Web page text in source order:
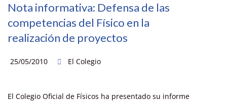
Nota informativa: Defensa de las
competencias del Físico en la
realización de proyectos
25/05/2010 El Colegio
El Colegio Oficial de Físicos ha presentado su informe